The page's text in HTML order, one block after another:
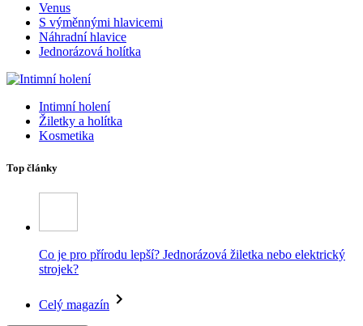
Venus
S výměnnými hlavicemi
Náhradní hlavice
Jednorázová holítka
Intimní holení
Žiletky a holítka
Kosmetika
Top články
Co je pro přírodu lepší? Jednorázová žiletka nebo elektrický
strojek?
Celý magazín